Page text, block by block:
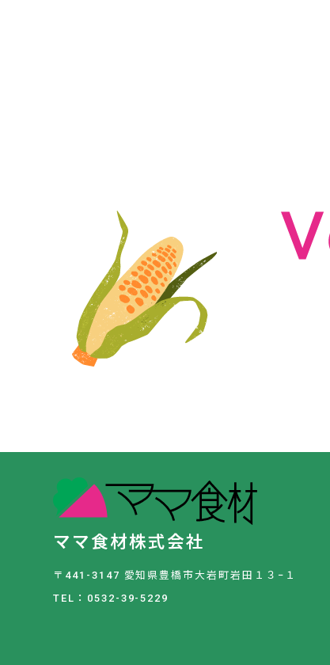
ママ食材株式会社
〒441-3147 愛知県豊橋市大岩町岩田１３−１
TEL：0532-39-5229